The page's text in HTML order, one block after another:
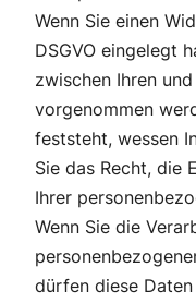
Wenn Sie einen
DSGVO eingelegt
zwischen Ihren
vorgenommen
feststeht, wessen
Sie das Recht, die
Ihrer
Wenn Sie die
dürfen diese